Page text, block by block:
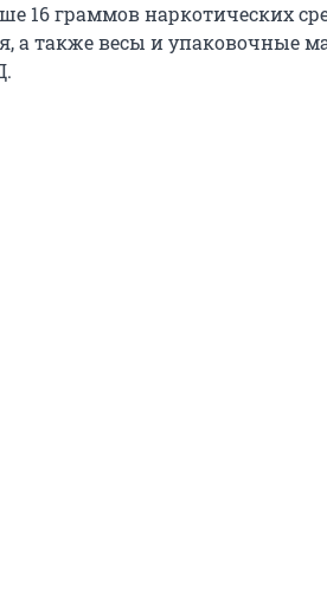
16 граммов наркотических
а также весы и упаковочные